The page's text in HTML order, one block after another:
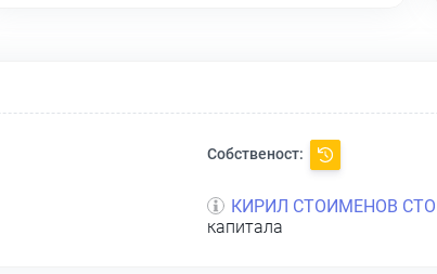
Собственост:
КИРИЛ СТОИМЕНОВ
капитала